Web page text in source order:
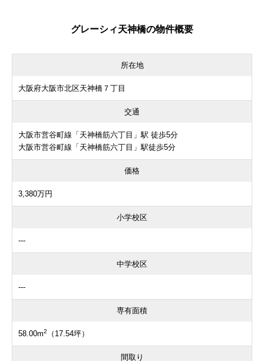
グレーシィ天神橋の物件概要
所在地
大阪府大阪市北区天神橋７丁目
交通
大阪市営谷町線「天神橋筋六丁目」駅 徒歩5分
大阪市営谷町線「天神橋筋六丁目」駅徒歩5分
価格
3,380万円
小学校区
---
中学校区
---
専有面積
58.00m2 （17.54坪）
間取り